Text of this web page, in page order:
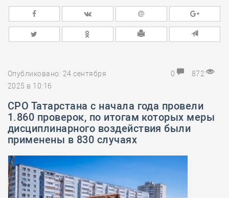
Опубликовано: 24 сентября
2025 в 10:16
0 872
СРО Татарстана с начала года провели
1.860 проверок, по итогам которых меры
дисциплинарного воздействия были
применены в 830 случаях